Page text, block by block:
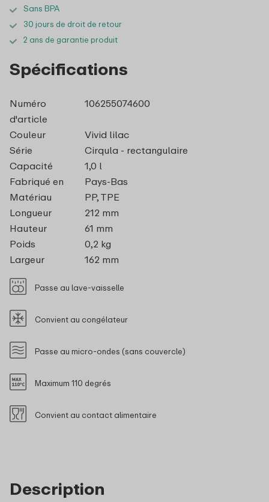
Sans BPA
30 jours de droit de retour
2 ans de garantie produit
Description
Spécifications
Numéro
d'article
106255074600
Couleur
Vivid lilac
Série
Cirqula - rectangulaire
Capacité
1,0 l
Fabriqué en
Pays-Bas
Matériau
PP, TPE
Longueur
212 mm
Hauteur
61 mm
Poids
0,2 kg
Largeur
162 mm
Passe au lave-vaisselle
Convient au congélateur
Passe au micro-ondes (sans couvercle)
Maximum 110 degrés
Convient au contact alimentaire